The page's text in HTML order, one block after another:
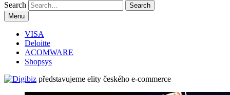
Search
Menu
VISA
Deloitte
ACOMWARE
Shopsys
představujeme elity českého e-commerce